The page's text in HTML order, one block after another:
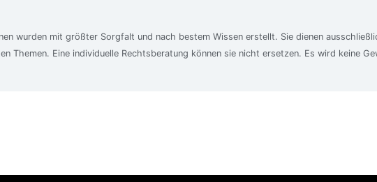
wurden mit größter Sorgfalt und nach bestem Wissen erstellt. Sie dienen
Themen. Eine individuelle Rechtsberatung können sie nicht ersetzen. Es wird keine